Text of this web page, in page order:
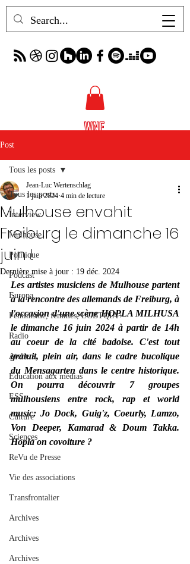
Post
Tous les posts
Interview
Mulhouse
Politique
Podcast
Europa
Féminisme, femmes, LGBTQIA+
Radio
Ateliers
Éducation aux médias
ESS
Culture
Sciences
ReVu de Presse
Vie des associations
Transfrontalier
Archives
Archives
Archives
Tous les posts
Mulhouse envahit
Freiburg le dimanche 16
juin !
Jean-Luc Wertenschlag
1 juin 2024 4 min de lecture
Dernière mise à jour : 19 déc. 2024
Les artistes musiciens de Mulhouse partent
à la rencontre des allemands de Freiburg, à
l'occasion d'une scène HOPLA MILHUSA
le dimanche 16 juin 2024 à partir de 14h
au coeur de la cité badoise. C'est tout
gratuit, plein air, dans le cadre bucolique
du Mensagarten dans le centre historique.
On pourra découvrir 7 groupes
mulhousiens entre rock, rap et world
music: Jo Dock, Guig'z, Coeurly, Lamzo,
Von Deeper, Kamarad & Doum Takka.
Hopla on covoiture ?